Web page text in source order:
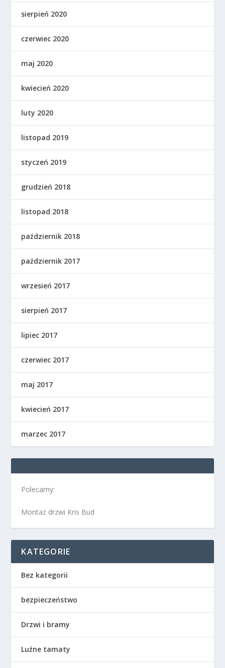
sierpień 2020
czerwiec 2020
maj 2020
kwiecień 2020
luty 2020
listopad 2019
styczeń 2019
grudzień 2018
listopad 2018
październik 2018
październik 2017
wrzesień 2017
sierpień 2017
lipiec 2017
czerwiec 2017
maj 2017
kwiecień 2017
marzec 2017
Polecamy:
Montaż drzwi Kris Bud
KATEGORIE
Bez kategorii
bezpieczeństwo
Drzwi i bramy
Luźne tamaty